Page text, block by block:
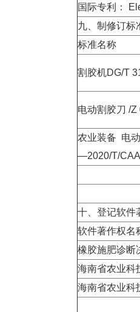
国际专利：
九、制修订标
标准名称
割胶机DG/T
电动割胶刀 /Z
农业装备 电
—2020/T/
十、登记软件
软件著作权名
橡胶施肥诊断
海南省农业科
海南省农业科